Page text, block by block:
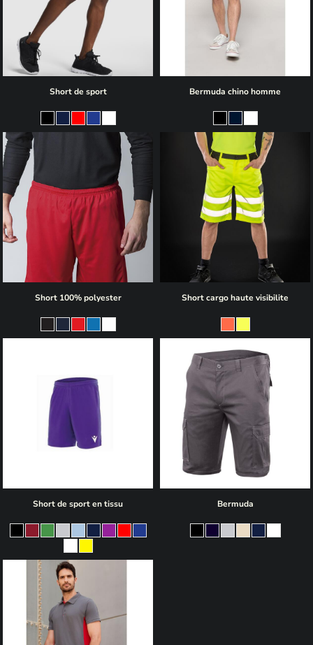
Short de sport Bermuda chino homme
Short 100% polyester Short cargo haute visibilite
Short de sport en tissu Bermuda